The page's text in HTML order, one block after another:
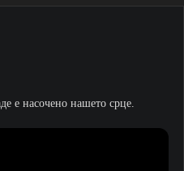
е насочено нашето срце.